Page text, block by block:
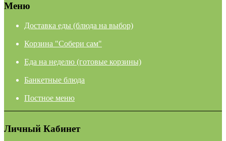
Меню
Доставка еды (блюда на выбор)
Корзина "Собери сам"
Еда на неделю (готовые корзины)
Банкетные блюда
Постное меню
Личный Кабинет